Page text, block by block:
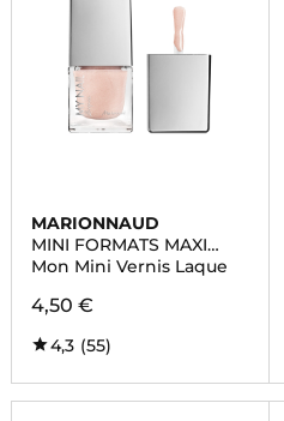
MARIONNAUD
MINI FORMATS MAXI
BEAUTE
Mon Mini Vernis Laque
4,50 €
4,3 (55)